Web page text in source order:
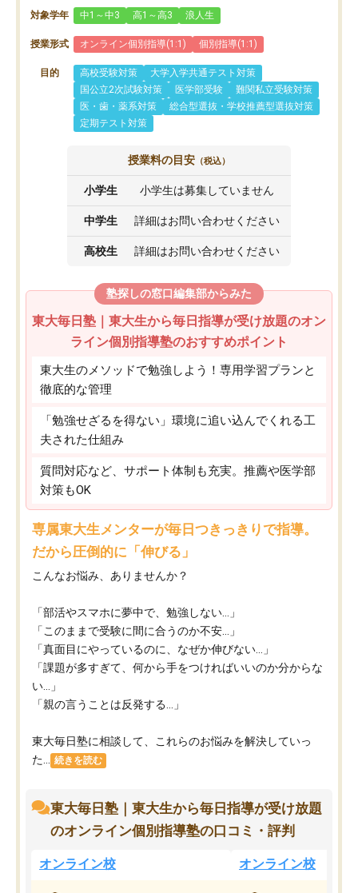
対象学年 中1～中3 高1～高3 浪人生
授業形式 オンライン個別指導(1:1) 個別指導(1:1)
目的 高校受験対策
大学入学共通テスト対策
国公立2次試験対策
医学部受験
難関私立受験対策
医・歯・薬系対策
総合型選抜・学校推薦型選抜対策
定期テスト対策
授業料の目安 （税込）
小学生 小学生は募集していません
中学生 詳細はお問い合わせください
高校生 詳細はお問い合わせください
塾探しの窓口編集部からみた
東大毎日塾｜東大生から毎日指導が受け放題のオン
ライン個別指導塾のおすすめポイント
東大生のメソッドで勉強しよう！専用学習プランと
徹底的な管理
「勉強せざるを得ない」環境に追い込んでくれる工
夫された仕組み
質問対応など、サポート体制も充実。推薦や医学部
対策もOK
専属東大生メンターが毎日つきっきりで指導。
だから圧倒的に「伸びる」
こんなお悩み、ありませんか？
「部活やスマホに夢中で、勉強しない…」
「このままで受験に間に合うのか不安…」
「真面目にやっているのに、なぜか伸びない…」
「課題が多すぎて、何から手をつければいいのか分からな
い…」
「親の言うことは反発する…」
東大毎日塾に相談して、これらのお悩みを解決していっ
た...
続きを読む
東大毎日塾｜東大生から毎日指導が受け放題
のオンライン個別指導塾の口コミ・評判
オンライン校 オンライン校